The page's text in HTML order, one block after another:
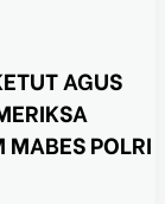
AGUS
MABES POLRI